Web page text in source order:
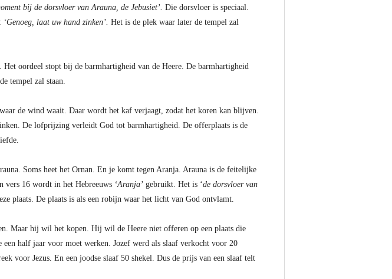
bij de dorsvloer van Arauna, de Jebusiet’. Die dorsvloer is speciaal.
‘Genoeg, laat uw hand zinken’. Het is de plek waar later de tempel zal
oordeel stopt bij de barmhartigheid van de Heere. De barmhartigheid
tempel zal staan.
de wind waait. Daar wordt het kaf verjaagt, zodat het koren kan blijven.
De lofprijzing verleidt God tot barmhartigheid. De offerplaats is de
Soms heet het Ornan. En je komt tegen Aranja. Arauna is de feitelijke
vers 16 wordt in het Hebreeuws ‘Aranja’ gebruikt. Het is ‘de dorsvloer van
plaats. De plaats is als een robijn waar het licht van God ontvlamt.
Maar hij wil het kopen. Hij wil de Heere niet offeren op een plaats die
half jaar voor moet werken. Jozef werd als slaaf verkocht voor 20
voor Jezus. En een joodse slaaf 50 shekel. Dus de prijs van een slaaf telt